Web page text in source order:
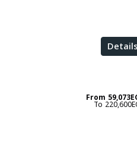
Details
From